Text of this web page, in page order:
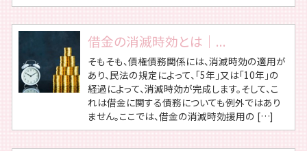
借金の消滅時効とは｜...
そもそも、債権債務関係には、消滅時効の適用が
あり、民法の規定によって、「5年」又は「10年」の
経過によって、消滅時効が完成します。そして、こ
れは借金に関する債務についても例外ではあり
ません。ここでは、借金の消滅時効援用の […]